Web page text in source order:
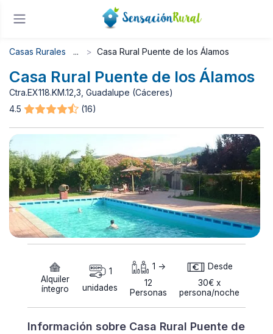
Casas Rurales Casa Rural Puente de los Álamos
Casa Rural Puente de los Álamos
Ctra.EX118.KM.12,3, Guadalupe (Cáceres)
4.5
(16)
Alquiler
íntegro
1
unidades
1 ->
12
Personas
Desde
30€ x
persona/noche
Información sobre Casa Rural Puente de